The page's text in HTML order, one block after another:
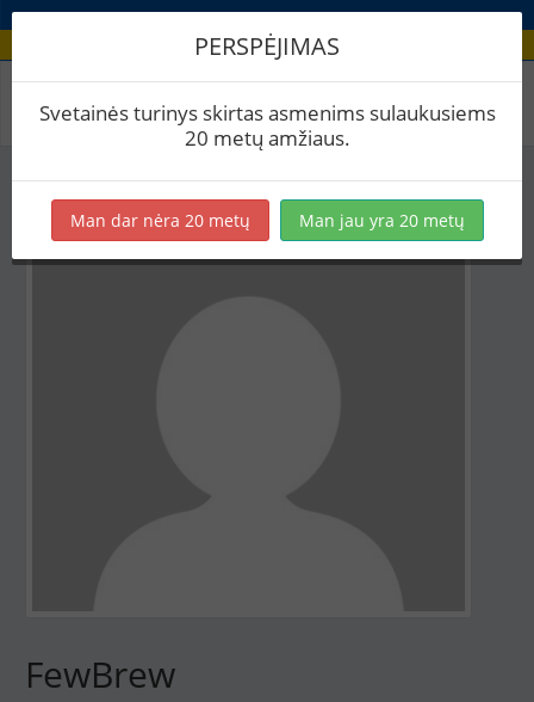
Aludario paskyra
FewBrew
PERSPĖJIMAS
Svetainės turinys skirtas asmenims sulaukusiems
20 metų amžiaus.
Man dar nėra 20 metų Man jau yra 20 metų